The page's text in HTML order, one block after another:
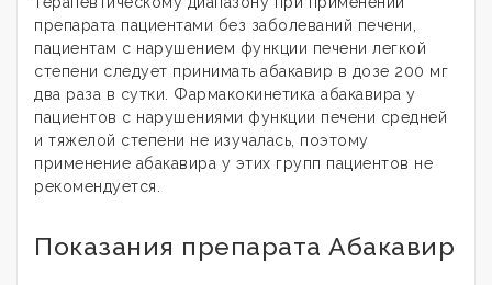
препарата пациентами без заболеваний печени,
пациентам с нарушением функции печени легкой
степени следует принимать абакавир в дозе 200 мг
два раза в сутки. Фармакокинетика абакавира у
пациентов с нарушениями функции печени средней
и тяжелой степени не изучалась, поэтому
применение абакавира у этих групп пациентов не
рекомендуется.
Показания препарата Абакавир